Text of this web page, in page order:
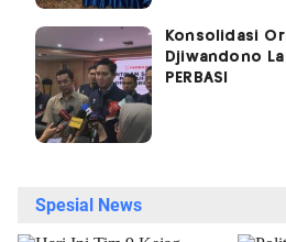
Konsolidasi
Djiwandono
PERBASI